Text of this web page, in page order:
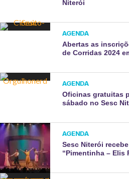
Niterói
AGENDA
Abertas as
de Corridas 2024
AGENDA
Oficinas gratuitas
sábado no Sesc
AGENDA
Sesc Niterói
“Pimentinha – Elis